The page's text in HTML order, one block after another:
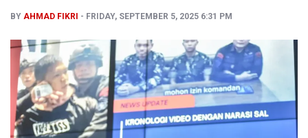
BY AHMAD FIKRI FRIDAY, SEPTEMBER 5, 2025 6:31 PM